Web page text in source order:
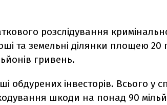
розслідування
та земельні ділянки площею 20
гривень.
обдурених інвесторів. Всього у
шкоди на понад 90